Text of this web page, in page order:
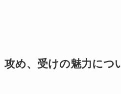
攻め、受けの魅力につ